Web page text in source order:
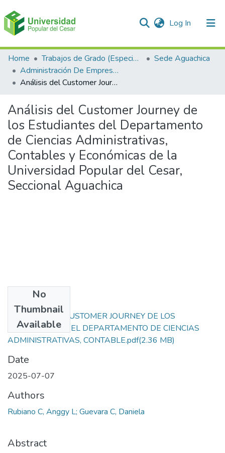
Log In (current)
Communities & Collections
All of DSpace
Home Trabajos de Grado (Especializaciones y Pregrados)
Sede Aguachica
Administración De Empresas
Análisis del Customer Journey de los Estudiantes del Departamento de Ciencias Administrativas, Contables y Económicas de la Universidad Popular del Cesar, Seccional Aguachica
Análisis del Customer Journey de
los Estudiantes del Departamento
de Ciencias Administrativas,
Contables y Económicas de la
Universidad Popular del Cesar,
Seccional Aguachica
No
Thumbnail
Available
ANALISIS DEL CUSTOMER JOURNEY DE LOS
ESTUDIANTES DEL DEPARTAMENTO DE CIENCIAS
ADMINISTRATIVAS, CONTABLE.pdf(2.36 MB)
Date
2025-07-07
Authors
Rubiano C, Anggy L; Guevara C, Daniela
Abstract